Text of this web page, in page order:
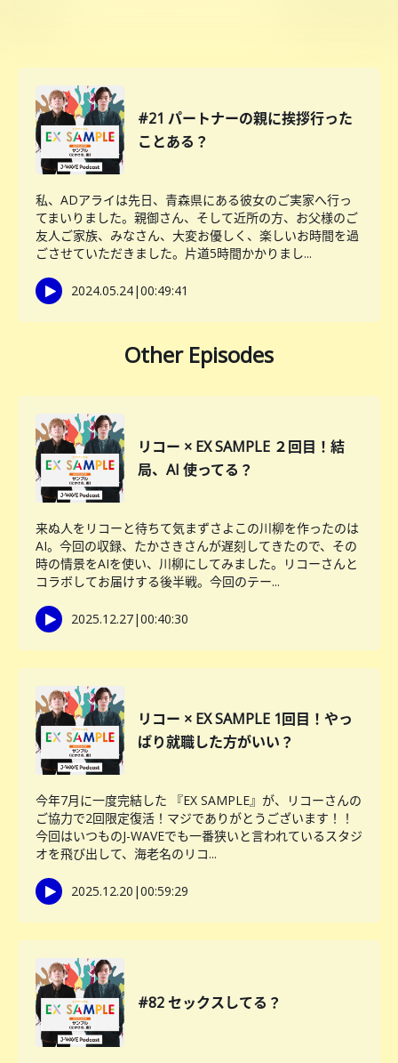
#21 パートナーの親に挨拶行った
ことある？
私、ADアライは先日、青森県にある彼女のご実家へ行っ
てまいりました。親御さん、そして近所の方、お父様のご
友人ご家族、みなさん、大変お優しく、楽しいお時間を過
ごさせていただきました。片道5時間かかりまし...
2024.05.24|00:49:41
Other Episodes
リコー × EX SAMPLE ２回目！結
局、AI 使ってる？
来ぬ人をリコーと待ちて気まずさよこの川柳を作ったのは
AI。今回の収録、たかさきさんが遅刻してきたので、その
時の情景をAIを使い、川柳にしてみました。リコーさんと
コラボしてお届けする後半戦。今回のテー...
2025.12.27|00:40:30
リコー × EX SAMPLE 1回目！やっ
ぱり就職した方がいい？
今年7月に一度完結した 『EX SAMPLE』が、リコーさんの
ご協力で2回限定復活！マジでありがとうございます！！
今回はいつものJ-WAVEでも一番狭いと言われているスタジ
オを飛び出して、海老名のリコ...
2025.12.20 |00:59:29
#82 セックスしてる？